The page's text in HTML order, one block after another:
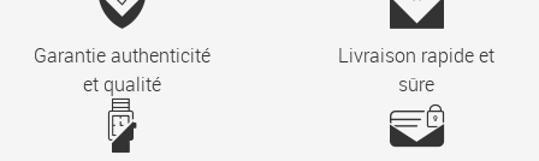
Garantie authenticité
et qualité
Livraison rapide et
sûre